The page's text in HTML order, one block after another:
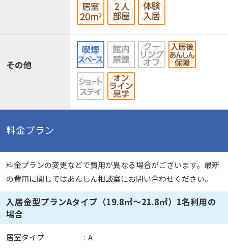
その他
料金プラン
料金プランの変更などで費用が異なる場合がございます。最新
の費用に関してはあんしん相談室にお問い合わせください。
入居金型プランAタイプ（19.8㎡～21.8㎡）1名利用の
場合
居室タイプ : A